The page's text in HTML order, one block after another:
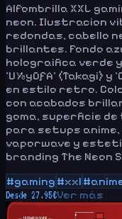
Alfombrilla XXL
neon. Ilustracion
redondas, cabello
brillantes. Fondo
holograifica verde
'U½yOƒA' (Takagi) y
en estilo retro.
con acabados
goma, superficie
para setups
vaporwave y
branding The Neon
#gaming #xxl #
Desde 27.95€Ver más